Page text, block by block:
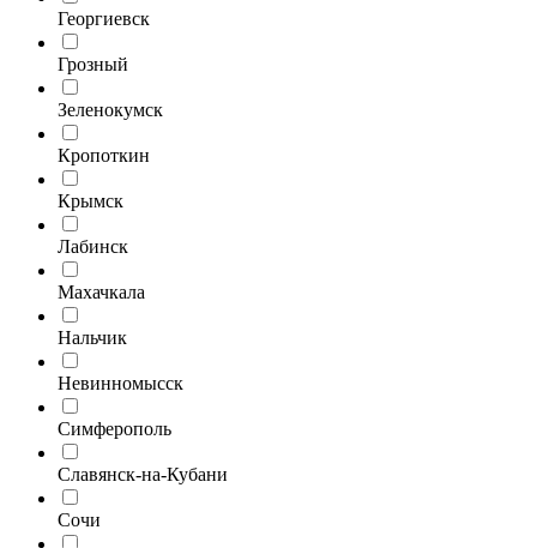
Георгиевск
Грозный
Зеленокумск
Кропоткин
Крымск
Лабинск
Махачкала
Нальчик
Невинномысск
Симферополь
Славянск-на-Кубани
Сочи